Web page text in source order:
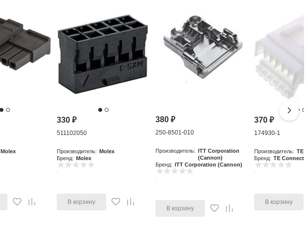
Molex
330₽
511102050
Производитель: Molex
Бренд: Molex
В корзину
380₽
250-8501-010
Производитель: ITT Corporation
(Cannon)
Бренд: ITT Corporation (Cannon)
В корзину
370₽
174930-1
Производитель: TE
Бренд: TE
В корзину